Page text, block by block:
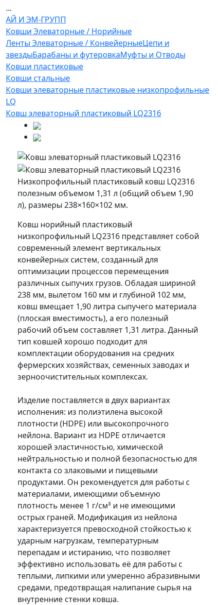
...
АЙ И ЭМ-ГРУПП
Ковши Элеваторные / Норийные
Ленты Элеваторные / КонвейерныеЦепи и
звездыБарабаны и футеровкаМуфты и Отводы
Ковши пластиковые
Ковши стальные
Ковши элеваторные пластиковые низкопрофильные
LQ
Ковш элеваторный пластиковый LQ2316
Низкопрофильный пластиковый ковш LQ2316
полезным объемом 1,31 л (общий объем 1,90
л), размеры 238×160×102 мм.
Ковш норийный пластиковый
низкопрофильный LQ2316 представляет собой
современный элемент вертикальных
конвейерных систем, созданный для
оптимизации процессов перемещения
различных сыпучих грузов. Обладая шириной
238 мм, вылетом 160 мм и глубиной 102 мм,
ковш вмещает 1,90 литра сыпучего материала
(плоская вместимость), а его полезный
рабочий объем составляет 1,31 литра. Данный
тип ковшей хорошо подходит для
комплектации оборудования на средних
фермерских хозяйствах, семенных заводах и
зерноочистительных комплексах.
Изделие поставляется в двух вариантах
исполнения: из полиэтилена высокой
плотности (HDPE) или высокопрочного
нейлона. Вариант из HDPE отличается
хорошей эластичностью, химической
нейтральностью и полной безопасностью для
контакта со злаковыми и пищевыми
продуктами. Он рекомендуется для работы с
материалами, имеющими объемную
плотность менее 1 г/см³ и не имеющими
острых граней. Модификация из нейлона
характеризуется превосходной стойкостью к
ударным нагрузкам, температурным
перепадам и истиранию, что позволяет
эффективно использовать её для работы с
теплыми, липкими или умеренно абразивными
средами, предотвращая налипание сырья на
внутренние стенки ковша.